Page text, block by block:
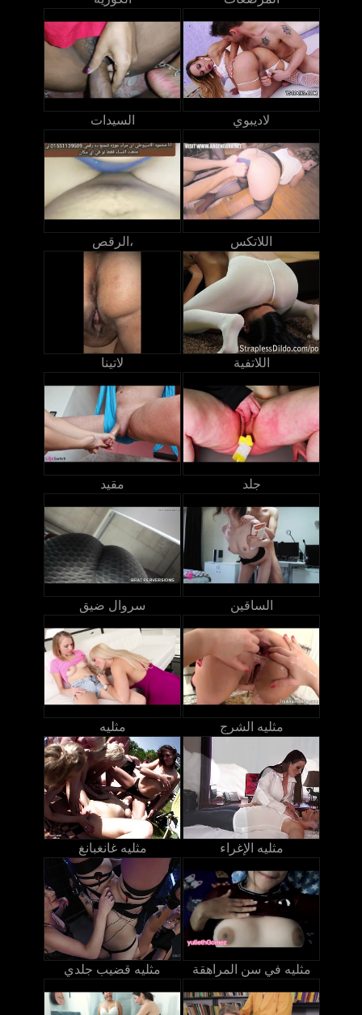
السيدات لاديبوي
الرقص، اللاتكس
لاتينا اللاتفية
مقيد جلد
سروال ضيق الساقين
مثليه مثليه الشرج
مثليه غانغبانغ مثليه الإغراء
مثليه قضيب جلدي مثليه في سن المراهقة